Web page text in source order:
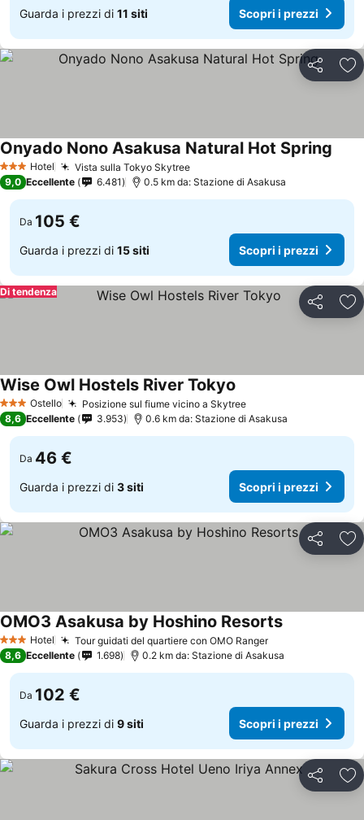
Guarda i prezzi di 11 siti Scopri i prezzi
Condividi
3 StelleHotel Vista sulla Tokyo Skytree
Onyado Nono Asakusa Natural Hot Spring
9,0 Eccellente 6.481 0.5 km da: Stazione di Asakusa
Da 105 €
Guarda i prezzi di 15 siti Scopri i prezzi
Condividi
Di tendenza
3 StelleOstello Posizione sul fiume vicino a Skytree
Wise Owl Hostels River Tokyo
8,6 Eccellente 3.953 0.6 km da: Stazione di Asakusa
Da 46 €
Guarda i prezzi di 3 siti Scopri i prezzi
Condividi
3 StelleHotel Tour guidati del quartiere con OMO Ranger
OMO3 Asakusa by Hoshino Resorts
8,6 Eccellente 1.698 0.2 km da: Stazione di Asakusa
Da 102 €
Guarda i prezzi di 9 siti Scopri i prezzi
Condividi